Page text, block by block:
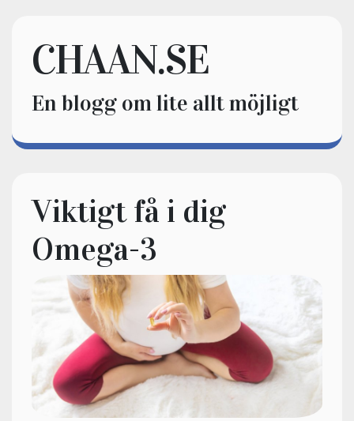
CHAAN.SE
En blogg om lite allt möjligt
Viktigt få i dig
Omega-3